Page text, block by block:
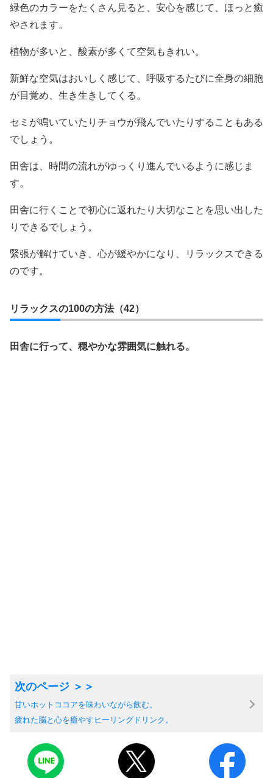
緑色のカラーをたくさん見ると、安心を感じて、ほっと癒
やされます。
植物が多いと、酸素が多くて空気もきれい。
新鮮な空気はおいしく感じて、呼吸するたびに全身の細胞
が目覚め、生き生きしてくる。
セミが鳴いていたりチョウが飛んでいたりすることもある
でしょう。
田舎は、時間の流れがゆっくり進んでいるように感じま
す。
田舎に行くことで初心に返れたり大切なことを思い出した
りできるでしょう。
緊張が解けていき、心が緩やかになり、リラックスできる
のです。
リラックスの100の方法（42）
田舎に行って、穏やかな雰囲気に触れる。
甘いホットココアを味わいながら飲む。
疲れた脳と心を癒やすヒーリングドリンク。